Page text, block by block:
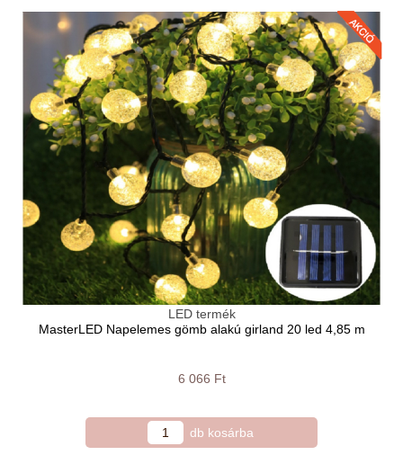
LED termék
MasterLED Napelemes gömb alakú girland 20 led 4,85 m
6 066 Ft